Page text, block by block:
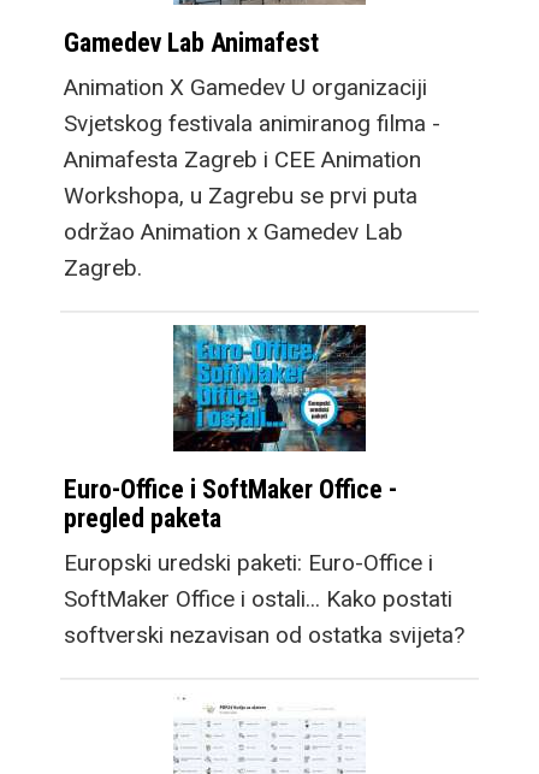
Gamedev Lab Animafest
Animation X Gamedev U organizaciji
Svjetskog festivala animiranog filma -
Animafesta Zagreb i CEE Animation
Workshopa, u Zagrebu se prvi puta
održao Animation x Gamedev Lab
Zagreb.
Euro-Office i SoftMaker Office -
pregled paketa
Europski uredski paketi: Euro-Office i
SoftMaker Office i ostali... Kako postati
softverski nezavisan od ostatka svijeta?